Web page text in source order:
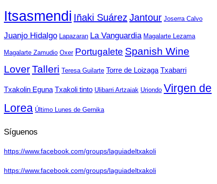
Itsasmendi Iñaki Suárez Jantour Joserra Calvo
Juanjo Hidalgo Lapazaran La Vanguardia Magalarte Lezama
Magalarte Zamudio Oxer Portugalete Spanish Wine
LoverTalleri Teresa Guilarte Torre de Loizaga Txabarri
Txakolin Eguna Txakoli tinto Ulibarri Artzaiak Uriondo Virgen de
Lorea Último Lunes de Gernika
Síguenos
https://www.facebook.com/groups/laguiadeltxakoli
https://www.facebook.com/groups/laguiadeltxakoli